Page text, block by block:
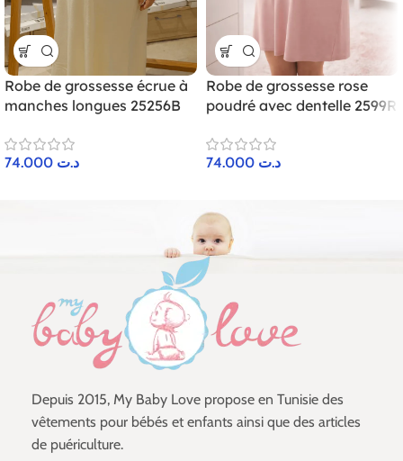
Robe de grossesse écrue à
manches longues 25256B
د.ت
Robe de grossesse rose
poudré avec dentelle 2599R
د.ت
Depuis 2015, My Baby Love propose en Tunisie des
vêtements pour bébés et enfants ainsi que des articles
de puériculture.